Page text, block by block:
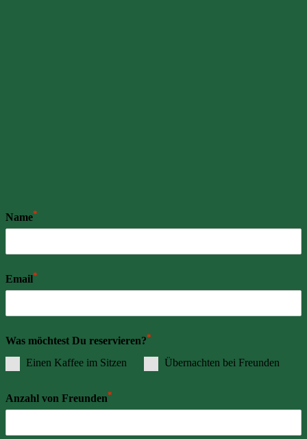
Name*
Email*
Was möchtest Du reservieren?*
Einen Kaffee im Sitzen Übernachten bei Freunden
Anzahl von Freunden*